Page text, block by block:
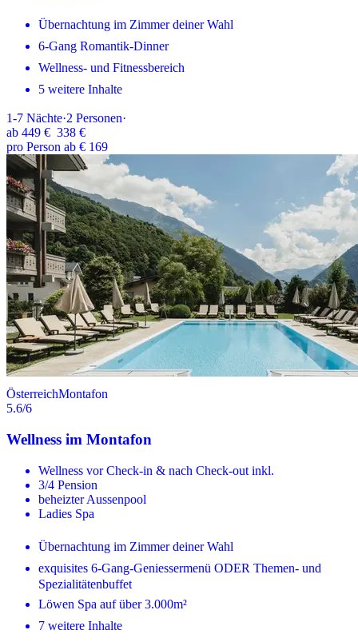
Übernachtung im Zimmer deiner Wahl
6-Gang Romantik-Dinner
Wellness- und Fitnessbereich
5 weitere Inhalte
1-7 Nächte·2 Personen·
ab 449 € 338 €
pro Person ab € 169
ÖsterreichMontafon
5.6/6
Wellness im Montafon
Wellness vor Check-in & nach Check-out inkl.
3/4 Pension
beheizter Aussenpool
Ladies Spa
Übernachtung im Zimmer deiner Wahl
exquisites 6-Gang-Geniessermenü ODER Themen- und
Spezialitätenbuffet
Löwen Spa auf über 3.000m²
7 weitere Inhalte